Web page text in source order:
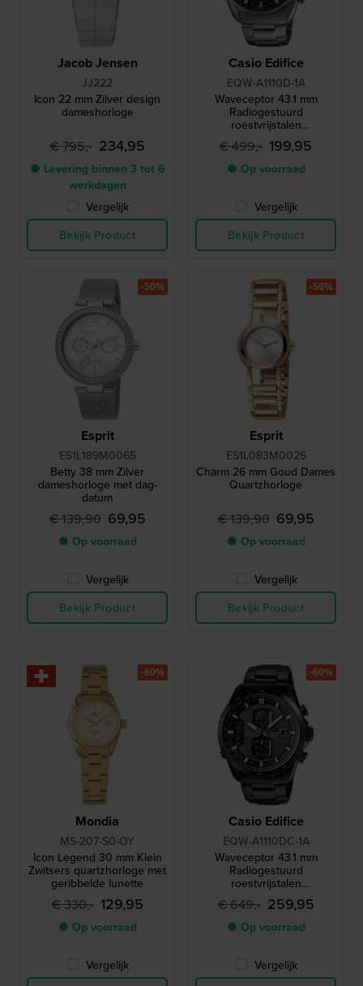
Jacob Jensen
JJ222
Icon 22 mm Zilver design
dameshorloge
€ 795,- 234,95
● Levering binnen 3 tot 6
werkdagen
Vergelijk
Bekijk Product
Casio Edifice
EQW-A1110D-1A
Waveceptor 43.1 mm
Radiogestuurd
roestvrijstalen
quartzhorloge op zonne-
energie met 24-
uursindicator
€ 499,- 199,95
● Op voorraad
Vergelijk
Bekijk Product
Esprit
ES1L189M0065
Betty 38 mm Zilver
dameshorloge met dag-
datum
€ 139,90 69,95
● Op voorraad
Vergelijk
Bekijk Product
-50%
Esprit
ES1L083M0025
Charm 26 mm Goud Dames
Quartzhorloge
€ 139,90 69,95
● Op voorraad
Vergelijk
Bekijk Product
-50%
Mondia
MS-207-S0-OY
Icon Legend 30 mm Klein
Zwitsers quartzhorloge met
geribbelde lunette
€ 330,- 129,95
● Op voorraad
Vergelijk
-60%
Casio Edifice
EQW-A1110DC-1A
Waveceptor 43.1 mm
Radiogestuurd
roestvrijstalen
quartzhorloge op zonne-
energie met 24-
uursindicator
€ 649,- 259,95
● Op voorraad
Vergelijk
-60%